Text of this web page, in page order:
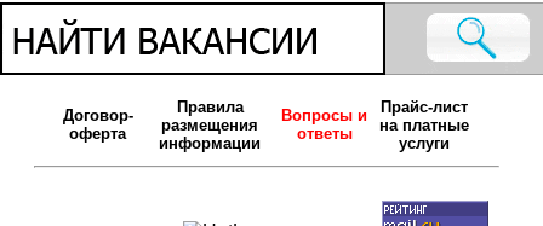
Договор-
оферта
Правила
размещения
информации
Вопросы и
ответы
Прайс-лист
на платные
услуги